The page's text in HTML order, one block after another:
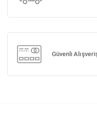
Güvenli